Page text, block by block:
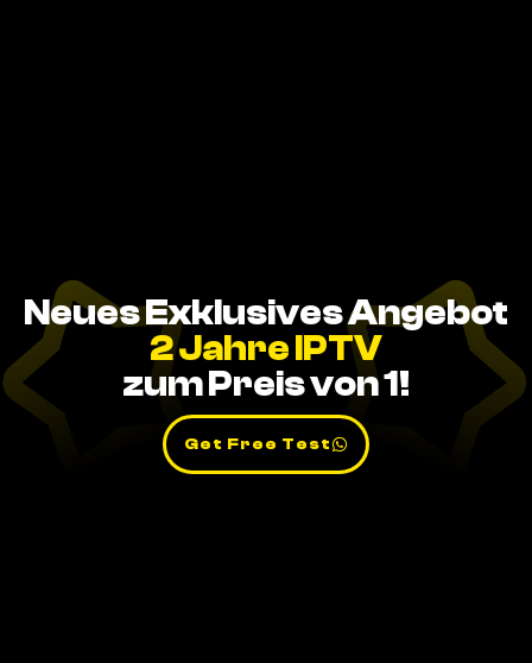
Neues Exklusives Angebot
2 Jahre IPTV
zum Preis von 1!
Get Free Test